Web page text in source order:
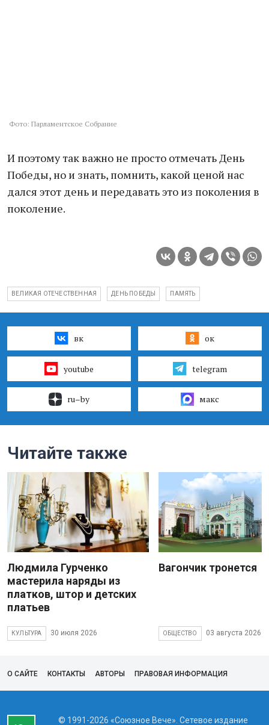
Фото: Парламентское Собрание
И поэтому так важно не просто отмечать День
Победы, но и знать, помнить, какой ценой нас
дался этот день и передавать это из поколения в
поколение.
ВЕЛИКАЯ ОТЕЧЕСТВЕННАЯ ДЕНЬ ПОБЕДЫ ПАМЯТЬ
вк ок
youtube telegram
ru–by макс
Читайте также
Людмила Гурченко
мастерила наряды из
платков, штор и детских
платьев
КУЛЬТУРА 30 июля 2026
Вагончик тронется
ОБЩЕСТВО 03 августа 2026
О САЙТЕ КОНТАКТЫ АВТОРЫ ПРАВОВАЯ ИНФОРМАЦИЯ
© 1991-2026 «Союзное Вече». Сетевое издание